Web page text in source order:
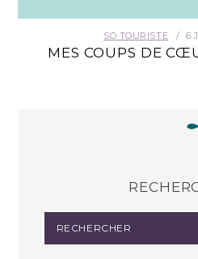
SO TOURISTE 6
MES COUPS DE